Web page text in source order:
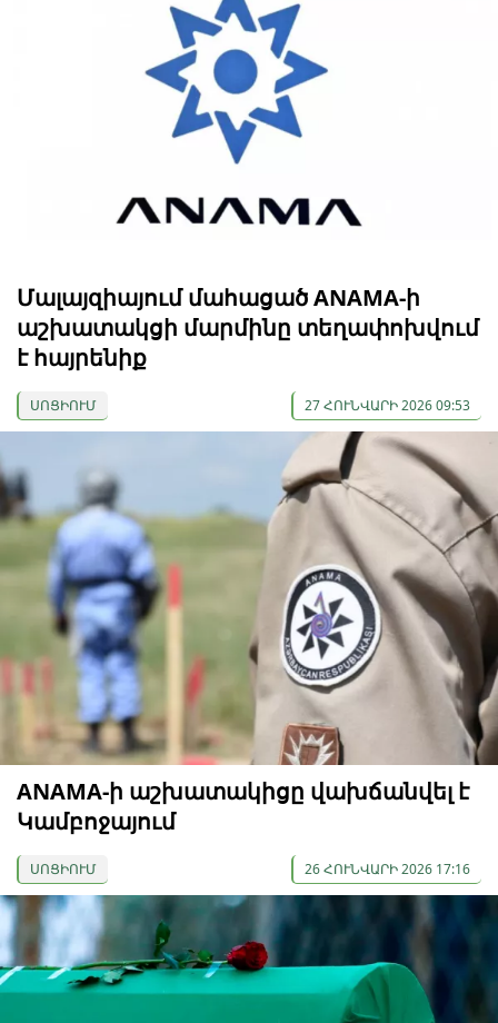
Մալայզիայում մահացած ANAMA-ի
աշխատակցի մարմինը տեղափոխվում
է հայրենիք
ՍՈՑԻՈՒՄ 27 ՀՈՒՆՎԱՐԻ 2026 09:53
ANAMA-ի աշխատակիցը վախճանվել է
Կամբոջայում
ՍՈՑԻՈՒՄ 26 ՀՈՒՆՎԱՐԻ 2026 17:16